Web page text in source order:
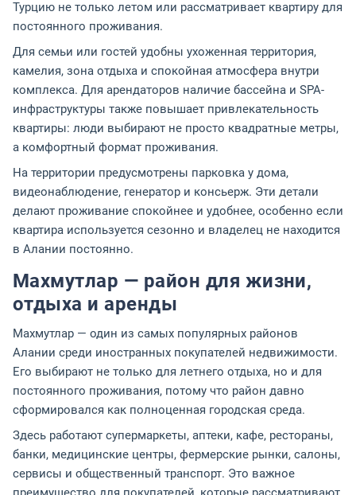
Турцию не только летом или рассматривает квартиру для
постоянного проживания.
Для семьи или гостей удобны ухоженная территория,
камелия, зона отдыха и спокойная атмосфера внутри
комплекса. Для арендаторов наличие бассейна и SPA-
инфраструктуры также повышает привлекательность
квартиры: люди выбирают не просто квадратные метры,
а комфортный формат проживания.
На территории предусмотрены парковка у дома,
видеонаблюдение, генератор и консьерж. Эти детали
делают проживание спокойнее и удобнее, особенно если
квартира используется сезонно и владелец не находится
в Алании постоянно.
Махмутлар — район для жизни,
отдыха и аренды
Махмутлар — один из самых популярных районов
Алании среди иностранных покупателей недвижимости.
Его выбирают не только для летнего отдыха, но и для
постоянного проживания, потому что район давно
сформировался как полноценная городская среда.
Здесь работают супермаркеты, аптеки, кафе, рестораны,
банки, медицинские центры, фермерские рынки, салоны,
сервисы и общественный транспорт. Это важное